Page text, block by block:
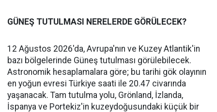
GÜNEŞ TUTULMASI NERELERDE GÖRÜLECEK?
12 Ağustos 2026'da, Avrupa'nın ve Kuzey Atlantik'in
bazı bölgelerinde Güneş tutulması görülebilecek.
Astronomik hesaplamalara göre; bu tarihi gök olayının
en yoğun evresi Türkiye saati ile 20.47 civarında
yaşanacak. Tam tutulma yolu, Grönland, İzlanda,
İspanya ve Portekiz'in kuzeydoğusundaki küçük bir